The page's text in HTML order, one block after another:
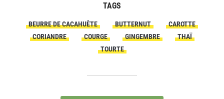
TAGS
BEURRE DE CACAHUÈTE BUTTERNUT
CAROTTE
CORIANDRE
COURGE GINGEMBRE
THAÏ
TOURTE